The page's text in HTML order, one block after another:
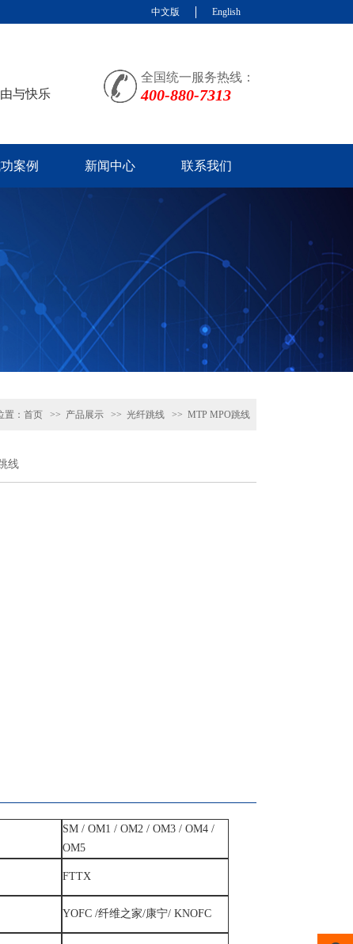
中文版 English
与快乐
全国统一服务热线：
400-880-7313
案例 新闻中心 联系我们
置： 首页 >> 产品展示 >> 光纤跳线 >> MTP MPO跳线
线
SM / OM1 / OM2 / OM3 / OM4 /
OM5
FTTX
YOFC /纤维之家/康宁/ KNOFC